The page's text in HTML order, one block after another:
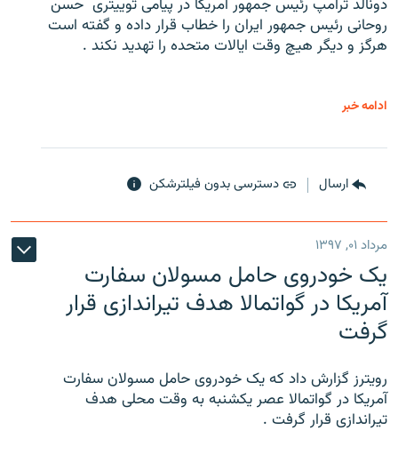
دونالد ترامپ رئیس جمهور آمریکا در پیامی توییتری ‌ حسن
روحانی رئیس جمهور ایران را خطاب قرار داده و گفته است
هرگز و دیگر هیچ وقت ایالات متحده را تهدید نکند .
ادامه خبر
ارسال دسترسی بدون فیلترشکن
مرداد ۰۱, ۱۳۹۷
یک خودروی حامل مسولان سفارت
آمریکا در گواتمالا هدف تیراندازی قرار
گرفت
رویترز گزارش داد که یک خودروی حامل مسولان سفارت
آمریکا در گواتمالا عصر یکشنبه به وقت محلی هدف
تیراندازی قرار گرفت .